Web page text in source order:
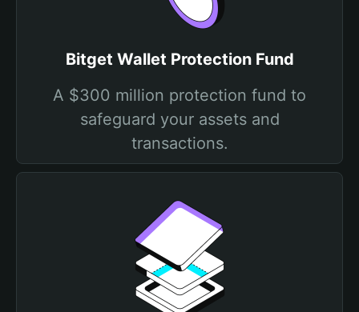
Bitget Wallet Protection Fund
A $300 million protection fund to
safeguard your assets and
transactions.